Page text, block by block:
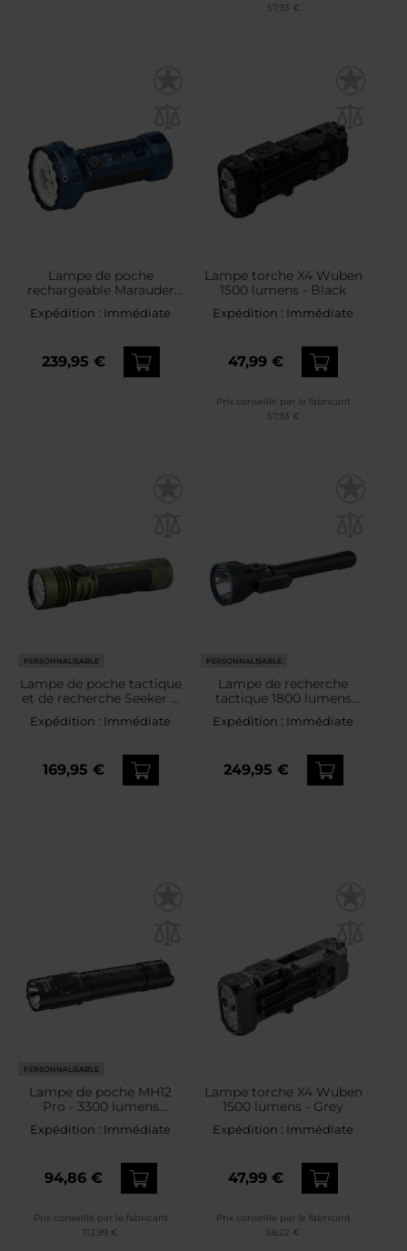
57,93 €
Lampe de poche
rechargeable Marauder
Mini 2 - 10000 lumens,
portée 750 m Olight -
Expédition : Immédiate
239,95 €
Lampe torche X4 Wuben
1500 lumens - Black
Expédition : Immédiate
47,99 €
Prix conseillé par le fabricant
57,93 €
PERSONNALISABLE
Lampe de poche tactique
et de recherche Seeker 4
Pro Cool White 4600
lumens Olight - OD
Expédition : Immédiate
169,95 €
PERSONNALISABLE
Lampe de recherche
tactique 1800 lumens
Javelot Turbo 2 Olight -
Black
Expédition : Immédiate
249,95 €
PERSONNALISABLE
Lampe de poche MH12
Pro - 3300 lumens
Nitecore
Expédition : Immédiate
94,86 €
Prix conseillé par le fabricant
112,99 €
Lampe torche X4 Wuben
1500 lumens - Grey
Expédition : Immédiate
47,99 €
Prix conseillé par le fabricant
58,22 €